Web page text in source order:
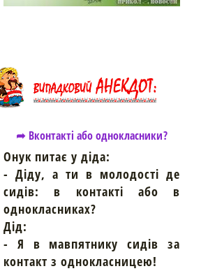
➦ Вконтакті або однокласники?
Онук питає у діда:
- Діду, а ти в молодості де
сидів: в контакті або в
однокласниках?
Дід:
- Я в мавпятнику сидів за
контакт з однокласницею!